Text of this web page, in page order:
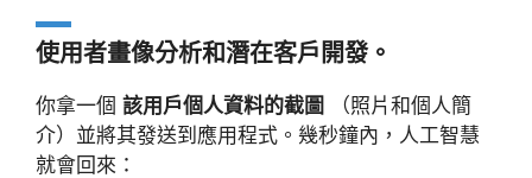
使用者畫像分析和潛在客戶開發。
你拿一個 該用戶個人資料的截圖
（照片和個人簡
介）並將其發送到應用程式。幾秒鐘內，人工智慧
就會回來：